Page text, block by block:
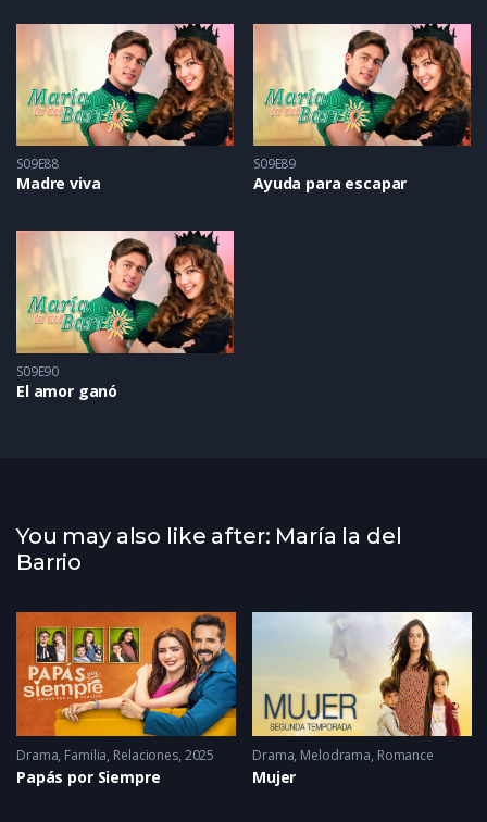
S09E88
Madre viva
S09E89
Ayuda para escapar
S09E90
El amor ganó
You may also like after: María la del
Barrio
Drama, Familia, Relaciones 2025
Papás por Siempre
Drama, Melodrama, Romance
Mujer